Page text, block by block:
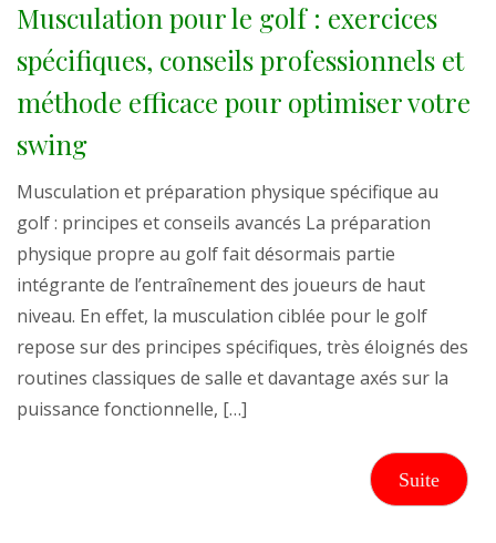
Musculation pour le golf : exercices
spécifiques, conseils professionnels et
méthode efficace pour optimiser votre
swing
Musculation et préparation physique spécifique au
golf : principes et conseils avancés La préparation
physique propre au golf fait désormais partie
intégrante de l’entraînement des joueurs de haut
niveau. En effet, la musculation ciblée pour le golf
repose sur des principes spécifiques, très éloignés des
routines classiques de salle et davantage axés sur la
puissance fonctionnelle, […]
Suite